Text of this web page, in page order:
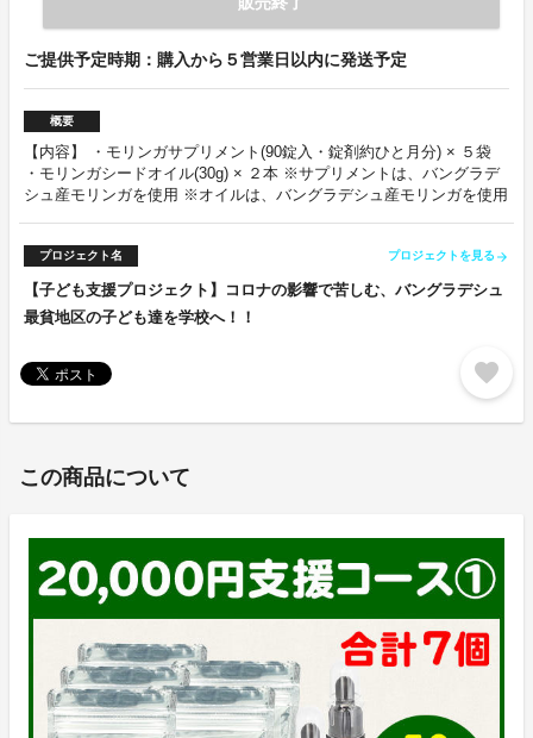
ご提供予定時期：購入から５営業日以内に発送予定
概要
【内容】 ・モリンガサプリメント(90錠入・錠剤約ひと月分) × ５袋
・モリンガシードオイル(30g) × ２本 ※サプリメントは、バングラデ
シュ産モリンガを使用 ※オイルは、バングラデシュ産モリンガを使用
プロジェクト名 プロジェクトを見る arrow_forward
【子ども支援プロジェクト】コロナの影響で苦しむ、バングラデシュ
最貧地区の子ども達を学校へ！！
favorite
この商品について